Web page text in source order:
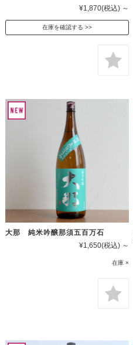
¥1,870(税込) ～
在庫を確認する
大那 純米吟醸那須五百万石
¥1,650(税込) ～
在庫 ×